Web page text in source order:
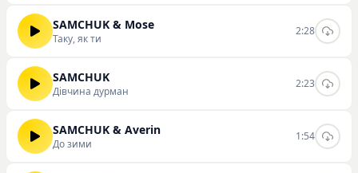
SAMCHUK & Mose
Таку, як ти
2:28
SAMCHUK
Дівчина дурман
2:23
SAMCHUK & Averin
До зими
1:54